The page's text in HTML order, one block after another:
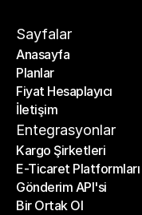
Sayfalar
Anasayfa
Anasayfa
Planlar
Planlar
Fiyat Hesaplayıcı
Fiyat Hesaplayıcı
İletişim
İletişim
Entegrasyonlar
Kargo Şirketleri
Kargo Şirketleri
E-Ticaret Platformları
E-Ticaret Platformları
Gönderim API'si
Gönderim API'si
Bir Ortak Ol